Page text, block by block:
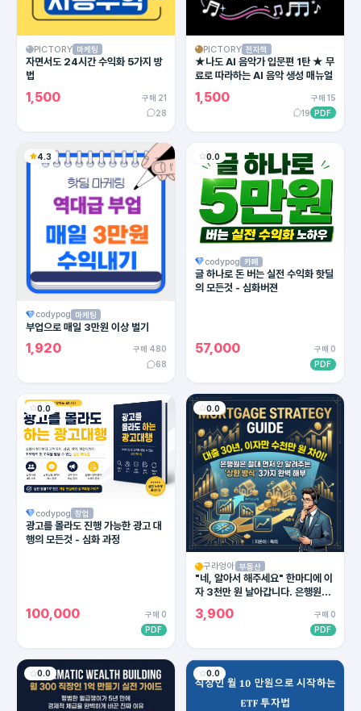
PICTORY 마케팅
자면서도 24시간 수익화 5가지 방
법
1,500
구매 21
28
PICTORY 전자책
★나도 AI 음악가 입문편 1탄 ★ 무
료로 따라하는 AI 음악 생성 매뉴얼
1,500
구매 15
19 PDF
4.3
codypog 마케팅
부업으로 매일 3만원 이상 벌기
1,920
구매 480
68
0.0
codypog 카페
글 하나로 돈 버는 실전 수익화 핫딜
의 모든것 - 심화버젼
57,000
구매 0
PDF
0.0
codypog 창업
광고를 몰라도 진행 가능한 광고 대
행의 모든것 - 심화 과정
100,000
구매 0
PDF
0.0
구라엉아 부동산
"네, 알아서 해주세요" 한마디에 이
자 3천만 원 날아갑니다. 은행원이
절대 말 안 해주는 대출 상환의 비밀
3,900
구매 0
PDF
0.0 0.0